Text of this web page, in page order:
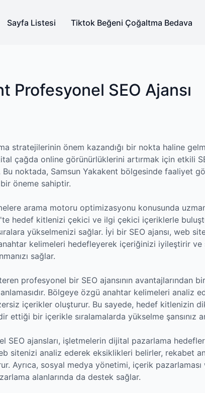
Sayfa Listesi Tiktok Beğeni Çoğaltma Bedava
Profesyonel SEO Ajansı
stratejilerinin önem kazandığı bir nokta haline
çağda online görünürlüklerini artırmak için etkili
noktada, Samsun Yakakent bölgesinde faaliyet
öneme sahiptir.
arama motoru optimizasyonu konusunda
hedef kitlenizi çekici ve ilgi çekici içeriklerle
yükselmenizi sağlar. İyi bir SEO ajansı, web
kelimeleri hedefleyerek içeriğinizi iyileştirir ve
sağlar.
profesyonel bir SEO ajansının avantajlarından
Bölgeye özgü anahtar kelimeleri analiz
içerikler oluşturur. Bu sayede, hedef kitlenizin
ettiği bir içerikle sıralamalarda yükselme şansınız
SEO ajansları, işletmelerin dijital pazarlama
sitenizi analiz ederek eksiklikleri belirler, rekabet
Ayrıca, sosyal medya yönetimi, içerik pazarlaması
alanlarında da destek sağlar.